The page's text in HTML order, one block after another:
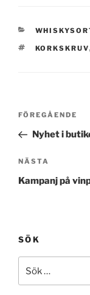
TAGGAR
KORKSKRUV
Föregående
inlägg
FÖREGÅENDE
Nyhet i
Nästa
inlägg
NÄSTA
Kampanj på
SÖK
efter: